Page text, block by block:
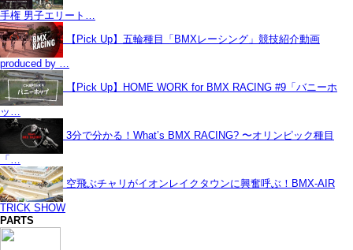
手権 男子エリート…
【Pick Up】五輪種目「BMXレーシング」競技紹介動画
produced by …
【Pick Up】HOME WORK for BMX RACING #9「バニーホ
ッ…
3分で分かる！What’s BMX RACING? 〜オリンピック種目
「…
空飛ぶチャリがイオンレイクタウンに興奮呼ぶ！BMX-AIR
TRICK SHOW
PARTS